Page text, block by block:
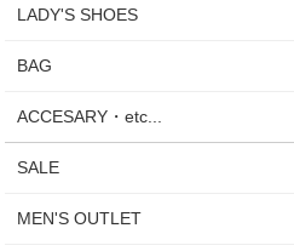
LADY'S SHOES
BAG
ACCESARY・etc...
SALE
MEN'S OUTLET